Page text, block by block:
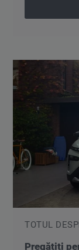
TOTUL
Pregătiți